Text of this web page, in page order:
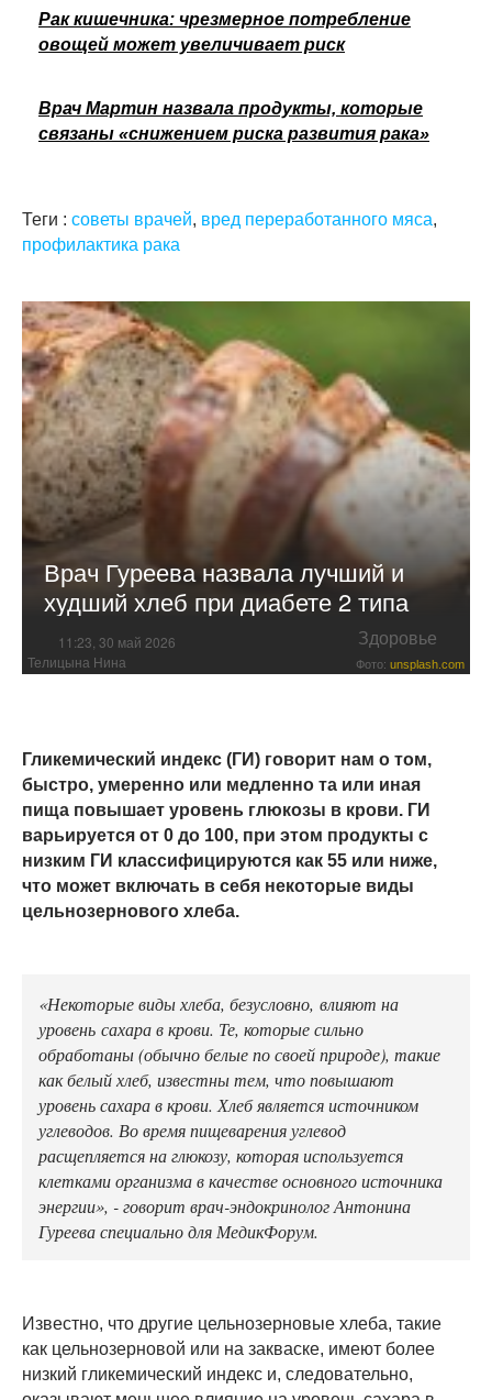
Рак кишечника: чрезмерное потребление
овощей может увеличивает риск
Врач Мартин назвала продукты, которые
связаны «снижением риска развития рака»
Теги : советы врачей, вред переработанного мяса,
профилактика рака
Врач Гуреева назвала лучший и
худший хлеб при диабете 2 типа
11:23, 30 май 2026 Здоровье
Телицына Нина Фото: unsplash.com
Гликемический индекс (ГИ) говорит нам о том,
быстро, умеренно или медленно та или иная
пища повышает уровень глюкозы в крови. ГИ
варьируется от 0 до 100, при этом продукты с
низким ГИ классифицируются как 55 или ниже,
что может включать в себя некоторые виды
цельнозернового хлеба.
«Некоторые виды хлеба, безусловно, влияют на
уровень сахара в крови. Те, которые сильно
обработаны (обычно белые по своей природе), такие
как белый хлеб, известны тем, что повышают
уровень сахара в крови. Хлеб является источником
углеводов. Во время пищеварения углевод
расщепляется на глюкозу, которая используется
клетками организма в качестве основного источника
энергии», - говорит врач-эндокринолог Антонина
Гуреева специально для МедикФорум.
Известно, что другие цельнозерновые хлеба, такие
как цельнозерновой или на закваске, имеют более
низкий гликемический индекс и, следовательно,